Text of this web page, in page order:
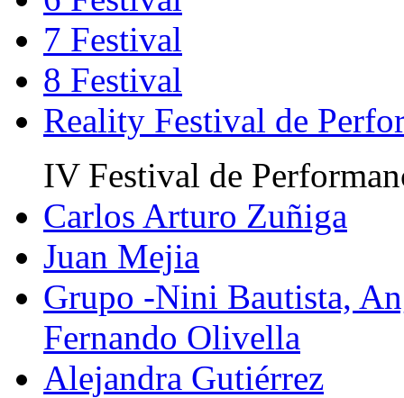
7 Festival
8 Festival
Reality Festival de
IV Festival de
Carlos Arturo Zuñiga
Juan Mejia
Grupo -Nini Bautista,
Fernando Olivella
Alejandra Gutiérrez